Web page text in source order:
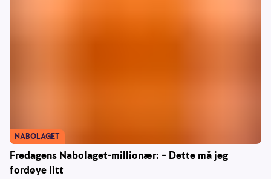
Fredagens Nabolaget-millionær: – Dette må jeg
fordøye litt
NABOLAGET